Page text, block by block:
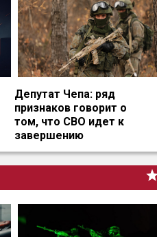
Депутат Чепа: ряд
признаков говорит о
том, что СВО идет к
завершению